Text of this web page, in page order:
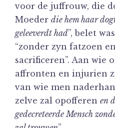
voor de juffrouw, die
Moeder die hem haar
geleeverdt had”, belet
“zonder zyn fatzoen
sacrificeren”. Aan wie
affronten en injurien
van wie men
zelve zal opofferen en
gedecreteerde Mensch